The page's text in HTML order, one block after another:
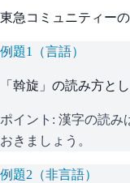
東急コミュニティーの
例題1 （言語）
「斡旋」の読み方と
ポイント: 漢字の読み
おきましょう。
例題2 （非言語）